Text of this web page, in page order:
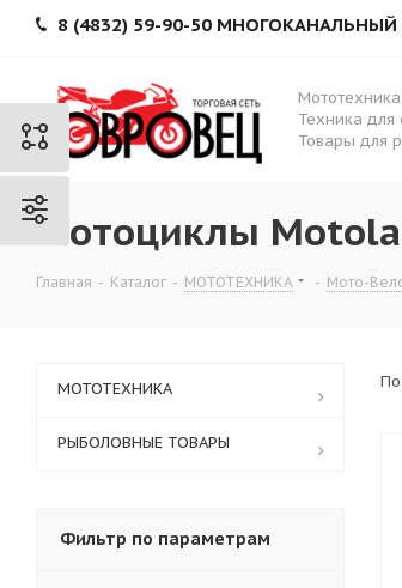
8 (4832) 59-90-50 МНОГОКАНАЛЬНЫЙ
Мототехника
Техника для
Товары для
Мотоциклы
Главная - Каталог - МОТОТЕХНИКА - Мото-
МОТОТЕХНИКА
РЫБОЛОВНЫЕ ТОВАРЫ
Фильтр по параметрам